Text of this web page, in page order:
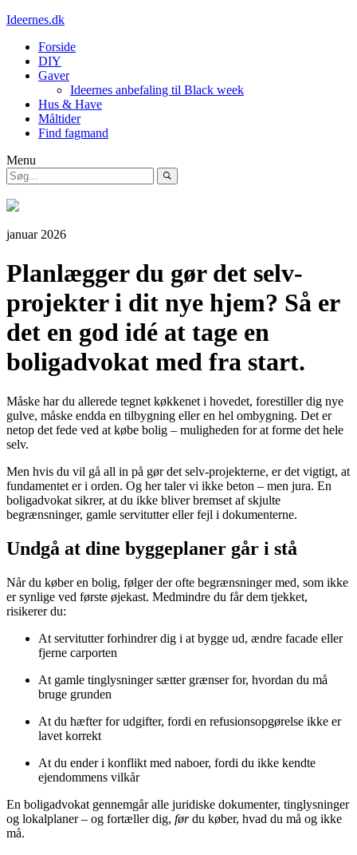
Ideernes.dk
Forside
DIY
Gaver
Ideernes anbefaling til Black week
Hus & Have
Måltider
Find fagmand
Menu
januar 2026
Planlægger du gør det selv-
projekter i dit nye hjem? Så er
det en god idé at tage en
boligadvokat med fra start.
Måske har du allerede tegnet køkkenet i hovedet, forestiller dig nye
gulve, måske endda en tilbygning eller en hel ombygning. Det er
netop det fede ved at købe bolig – muligheden for at forme det hele
selv.
Men hvis du vil gå all in på gør det selv-projekterne, er det vigtigt, at
fundamentet er i orden. Og her taler vi ikke beton – men jura. En
boligadvokat sikrer, at du ikke bliver bremset af skjulte
begrænsninger, gamle servitutter eller fejl i dokumenterne.
Undgå at dine byggeplaner går i stå
Når du køber en bolig, følger der ofte begrænsninger med, som ikke
er synlige ved første øjekast. Medmindre du får dem tjekket,
risikerer du:
At servitutter forhindrer dig i at bygge ud, ændre facade eller
fjerne carporten
At gamle tinglysninger sætter grænser for, hvordan du må
bruge grunden
At du hæfter for udgifter, fordi en refusionsopgørelse ikke er
lavet korrekt
At du ender i konflikt med naboer, fordi du ikke kendte
ejendommens vilkår
En boligadvokat gennemgår alle juridiske dokumenter, tinglysninger
og lokalplaner – og fortæller dig, førdu køber, hvad du må og ikke
må.